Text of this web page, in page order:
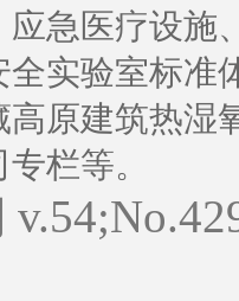
急医疗设施
实验室标准
原建筑热湿
栏等。